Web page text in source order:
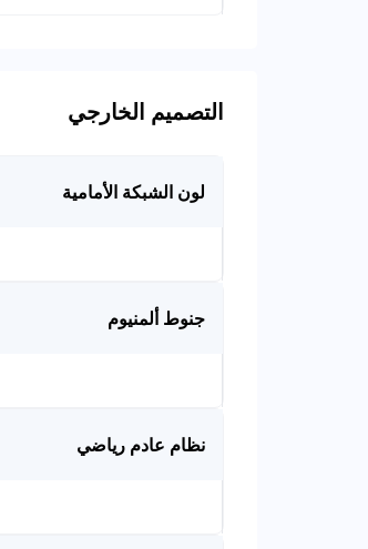
التصميم الخارجي
لون الشبكة الأمامية
جنوط ألمنيوم
نظام عادم رياضي